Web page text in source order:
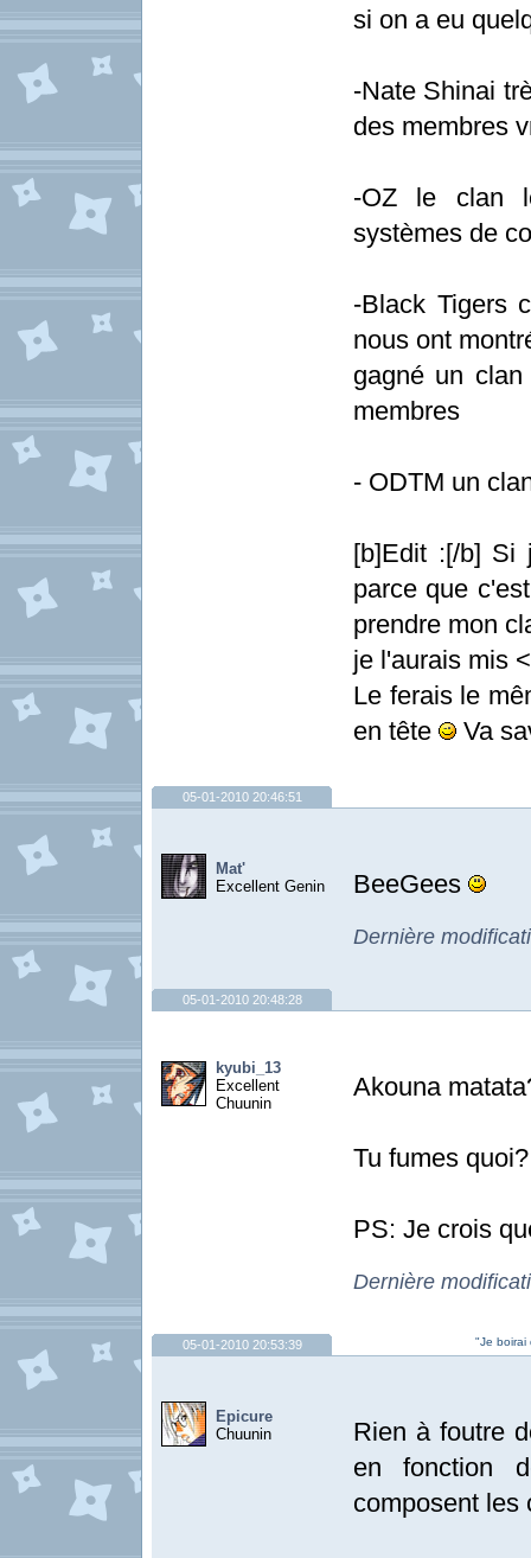
si on a eu
-Nate Shinai
des membres
-OZ le clan
systèmes de
-Black Tigers
nous ont
gagné un
membres
- ODTM un
[b]Edit :[/b] Si
parce que
prendre mon
je l'aurais mis
Le ferais le
en tête
Va
05-01-2010 20:46:51
Mat'
Excellent Genin
BeeGees
Dernière
05-01-2010 20:48:28
kyubi_13
Excellent
Chuunin
Akouna
Tu fumes
PS: Je crois
Dernière
"Je boirai
05-01-2010 20:53:39
Epicure
Chuunin
Rien à foutre
en fonction
composent les